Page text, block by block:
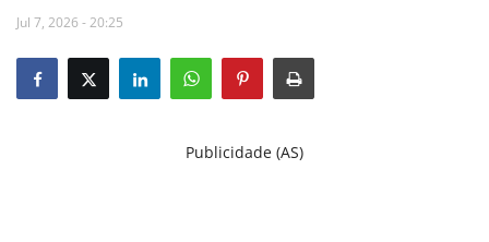
Direto da Fonte
Jul 7, 2026 - 20:25
Publicidade (AS)